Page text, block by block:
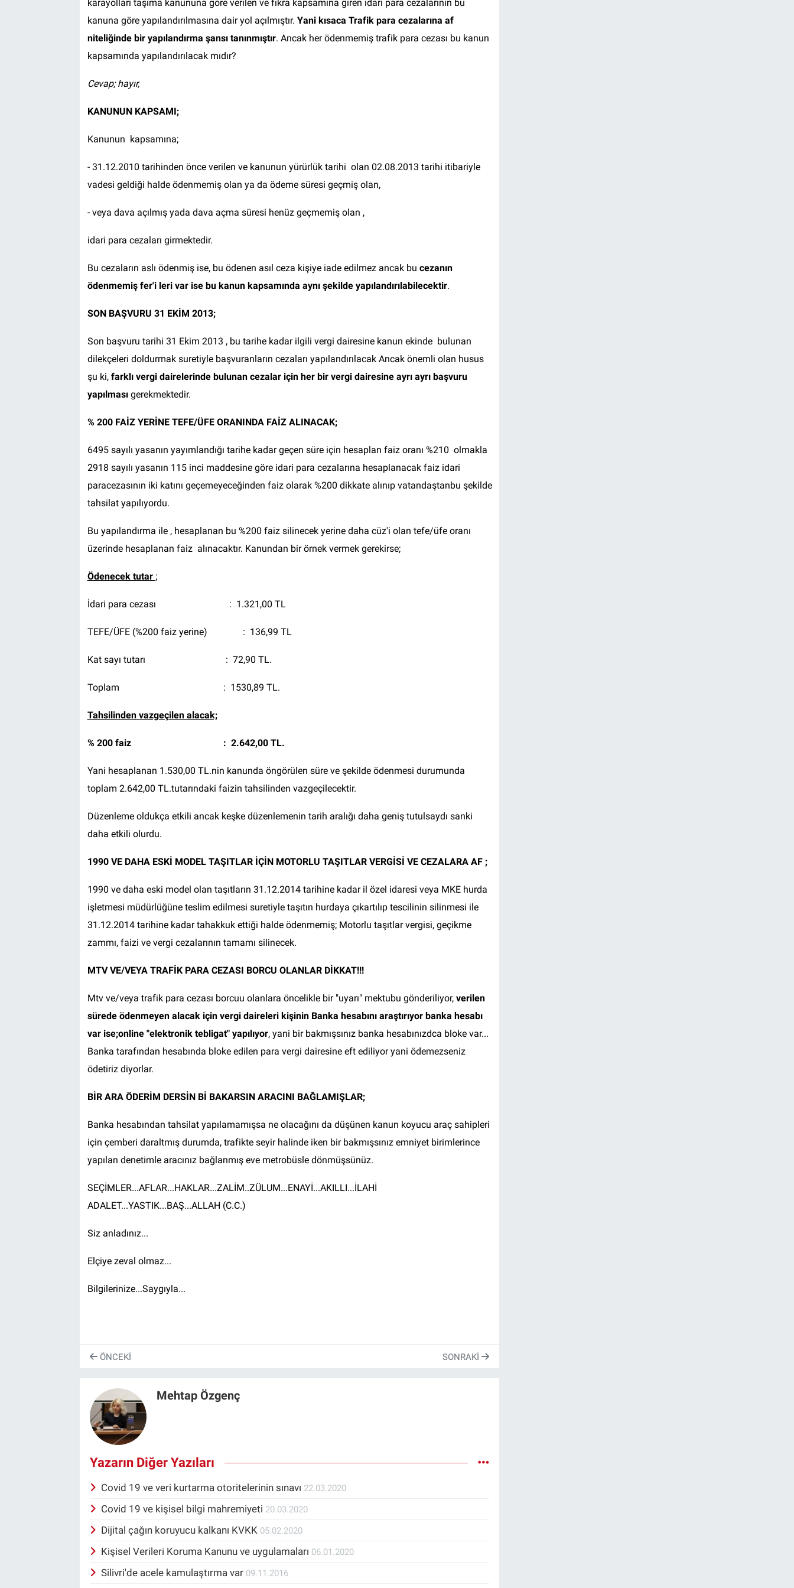
karayolları taşıma kanununa göre verilen ve fıkra kapsamına giren idari para cezalarının bu
kanuna göre yapılandırılmasına dair yol açılmıştır. Yani kısaca Trafik para cezalarına af
niteliğinde bir yapılandırma şansı tanınmıştır. Ancak her ödenmemiş trafik para cezası bu kanun
kapsamında yapılandırılacak mıdır?
Cevap; hayır,
KANUNUN KAPSAMI;
Kanunun kapsamına;
- 31.12.2010 tarihinden önce verilen ve kanunun yürürlük tarihi olan 02.08.2013 tarihi itibariyle
vadesi geldiği halde ödenmemiş olan ya da ödeme süresi geçmiş olan,
- veya dava açılmış yada dava açma süresi henüz geçmemiş olan ,
idari para cezaları girmektedir.
Bu cezaların aslı ödenmiş ise, bu ödenen asıl ceza kişiye iade edilmez ancak bu cezanın
ödenmemiş fer'i leri var ise bu kanun kapsamında aynı şekilde yapılandırılabilecektir.
SON BAŞVURU 31 EKİM 2013;
Son başvuru tarihi 31 Ekim 2013 , bu tarihe kadar ilgili vergi dairesine kanun ekinde bulunan
dilekçeleri doldurmak suretiyle başvuranların cezaları yapılandırılacak Ancak önemli olan husus
şu ki, farklı vergi dairelerinde bulunan cezalar için her bir vergi dairesine ayrı ayrı başvuru
yapılması gerekmektedir.
% 200 FAİZ YERİNE TEFE/ÜFE ORANINDA FAİZ ALINACAK;
6495 sayılı yasanın yayımlandığı tarihe kadar geçen süre için hesaplan faiz oranı %210 olmakla
2918 sayılı yasanın 115 inci maddesine göre idari para cezalarına hesaplanacak faiz idari
paracezasının iki katını geçemeyeceğinden faiz olarak %200 dikkate alınıp vatandaştanbu şekilde
tahsilat yapılıyordu.
Bu yapılandırma ile , hesaplanan bu %200 faiz silinecek yerine daha cüz'i olan tefe/üfe oranı
üzerinde hesaplanan faiz alınacaktır. Kanundan bir örnek vermek gerekirse;
Ödenecek tutar ;
İdari para cezası : 1.321,00 TL
TEFE/ÜFE (%200 faiz yerine) : 136,99 TL
Kat sayı tutarı : 72,90 TL.
Toplam : 1530,89 TL.
Tahsilinden vazgeçilen alacak;
% 200 faiz : 2.642,00 TL.
Yani hesaplanan 1.530,00 TL.nin kanunda öngörülen süre ve şekilde ödenmesi durumunda
toplam 2.642,00 TL.tutarındaki faizin tahsilinden vazgeçilecektir.
Düzenleme oldukça etkili ancak keşke düzenlemenin tarih aralığı daha geniş tutulsaydı sanki
daha etkili olurdu.
1990 VE DAHA ESKİ MODEL TAŞITLAR İÇİN MOTORLU TAŞITLAR VERGİSİ VE CEZALARA AF ;
1990 ve daha eski model olan taşıtların 31.12.2014 tarihine kadar il özel idaresi veya MKE hurda
işletmesi müdürlüğüne teslim edilmesi suretiyle taşıtın hurdaya çıkartılıp tescilinin silinmesi ile
31.12.2014 tarihine kadar tahakkuk ettiği halde ödenmemiş; Motorlu taşıtlar vergisi, geçikme
zammı, faizi ve vergi cezalarının tamamı silinecek.
MTV VE/VEYA TRAFİK PARA CEZASI BORCU OLANLAR DİKKAT!!!
Mtv ve/veya trafik para cezası borcuu olanlara öncelikle bir "uyarı" mektubu gönderiliyor, verilen
sürede ödenmeyen alacak için vergi daireleri kişinin Banka hesabını araştırıyor banka hesabı
var ise;online "elektronik tebligat" yapılıyor, yani bir bakmışsınız banka hesabınızdca bloke var...
Banka tarafından hesabında bloke edilen para vergi dairesine eft ediliyor yani ödemezseniz
ödetiriz diyorlar.
BİR ARA ÖDERİM DERSİN Bİ BAKARSIN ARACINI BAĞLAMIŞLAR;
Banka hesabından tahsilat yapılamamışsa ne olacağını da düşünen kanun koyucu araç sahipleri
için çemberi daraltmış durumda, trafikte seyir halinde iken bir bakmışsınız emniyet birimlerince
yapılan denetimle aracınız bağlanmış eve metrobüsle dönmüşsünüz.
SEÇİMLER...AFLAR...HAKLAR...ZALİM..ZÜLUM...ENAYİ...AKILLI...İLAHİ
ADALET...YASTIK...BAŞ...ALLAH (C.C.)
Siz anladınız...
Elçiye zeval olmaz...
Bilgilerinize...Saygıyla...
ÖNCEKI SONRAKI
Mehtap Özgenç
Yazarın Diğer Yazıları
Covid 19 ve veri kurtarma otoritelerinin sınavı 22.03.2020
Covid 19 ve kişisel bilgi mahremiyeti 20.03.2020
Dijital çağın koruyucu kalkanı KVKK 05.02.2020
Kişisel Verileri Koruma Kanunu ve uygulamaları 06.01.2020
Silivri'de acele kamulaştırma var 09.11.2016